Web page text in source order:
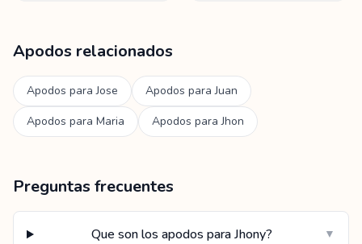
Apodos relacionados
Apodos paraJose Apodos paraJuan
Apodos para Maria Apodos paraJhon
Preguntas frecuentes
Que son los apodos para Jhony? ▼